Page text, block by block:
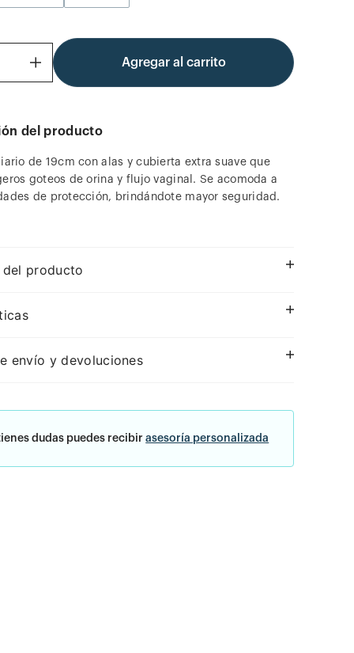
＋ Agregar al carrito
del producto
de 19cm con alas y cubierta extra suave que
goteos de orina y flujo vaginal. Se acomoda a
de protección, brindándote mayor seguridad.
producto
envío y devoluciones
dudas puedes recibirasesoría personalizada